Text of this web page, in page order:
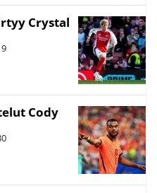
Crystal
Cody